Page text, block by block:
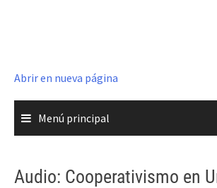
Abrir en nueva página
Menú principal
Audio: Cooperativismo en